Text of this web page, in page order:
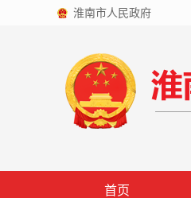
淮南市人民政府
首页